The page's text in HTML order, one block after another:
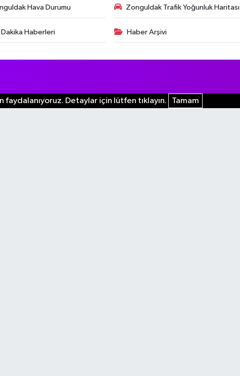
Hava Durumu Zonguldak Trafik Yoğunluk Haritası
Dakika Haberleri Haber Arşivi
Detaylar için lütfen tıklayın. Tamam